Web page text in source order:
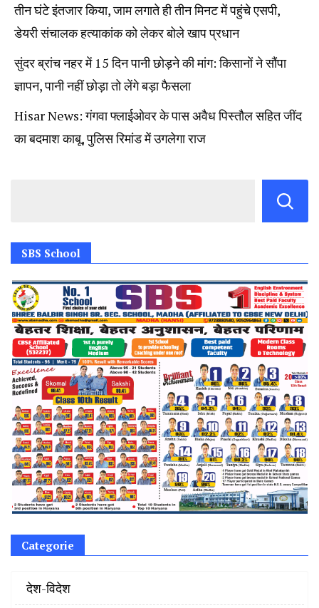
तीन घंटे इंतजार किया, जाम लगाते ही तीन मिनट में पहुंचे एसपी,
डेयरी संचालक हत्याकांक को लेकर बोले खाप प्रधान
सुंदर ब्रांच नहर में 15 दिन पानी छोड़ने की मांग: किसानों ने सौंपा
ज्ञापन, पानी नहीं छोड़ा तो लेंगे बड़ा फैसला
Hisar News: गंगवा फ्लाईओवर के पास अवैध पिस्तौल सहित जींद
का बदमाश काबू, पुलिस रिमांड में उगलेगा राज
SBS School
Categorie
‌ देश-विदेश